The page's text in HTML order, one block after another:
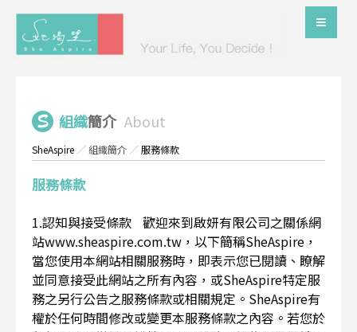
組織簡介 About
SheAspire ／組織簡介 ／服務條款
服務條款
1.認知與接受條款 歡迎來到啟妍有限公司之關係網
站www.sheaspire.com.tw，以下簡稱SheAspire，
當您使用本網站相關服務時，即表示您已閱讀、瞭解
並同意接受此網站之所有內容，或SheAspire特定服
務之另行公告之服務條款或相關規定。SheAspire有
權於任何時間修改或變更本服務條款之內容。若您於